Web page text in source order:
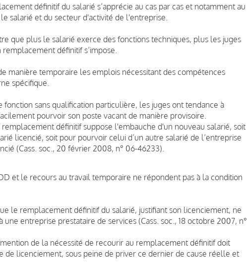
définitif du salarié s’apprécie au cas par cas et notamment au
salarié et du secteur d'activité de l'entreprise.
que plus le salarié exerce des fonctions techniques, plus les juges
définitif s’impose.
manière temporaire les emplois nécessitant des compétences
spécifique.
fonction sans qualification particulière, les juges ont tendance à
pourvoir son poste vacant de manière provisoire.
remplacement définitif suppose l'embauche d'un nouveau salarié, soit
licencié, soit pour pourvoir celui d’un autre salarié de l’entreprise
(Cass. soc., 20 février 2008, n° 06-46233).
et le recours au travail temporaire ne répondent pas à la condition
le remplacement définitif du salarié, justifiant son licenciement, ne
entreprise prestataire de services (Cass. soc., 18 octobre 2007, n°
de la nécessité de recourir au remplacement définitif doit
licenciement, sous peine de priver ce dernier de cause réelle et